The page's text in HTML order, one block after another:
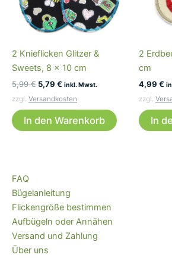
2 Knieflicken Glitzer &
Sweets, 8 x 10 cm
5,99€ Ursprünglicher
war:
5,79 € Aktueller
ist:
inkl. Mwst.
zzgl. Versandkosten
In den Warenkorb
2
cm
4,99 €
zzgl.
In
FAQ
Bügelanleitung
Flickengröße bestimmen
Aufbügeln oder Annähen
Versand und Zahlung
Über uns